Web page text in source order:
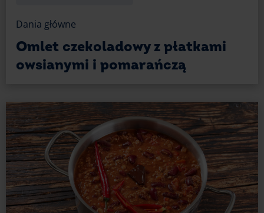
Dania główne
Omlet czekoladowy z płatkami
owsianymi i pomarańczą